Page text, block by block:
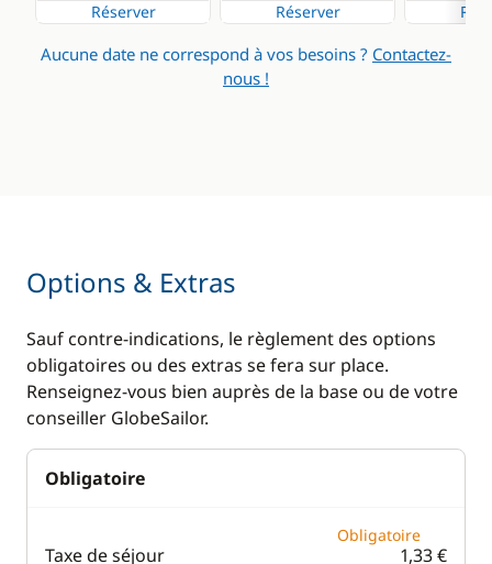
Réserver Réserver
Aucune date ne correspond à vos besoins ? Contactez-
nous !
Options & Extras
Sauf contre-indications, le règlement des options
obligatoires ou des extras se fera sur place.
Renseignez-vous bien auprès de la base ou de votre
conseiller GlobeSailor.
Obligatoire
Taxe de séjour
Obligatoire
1,33 €